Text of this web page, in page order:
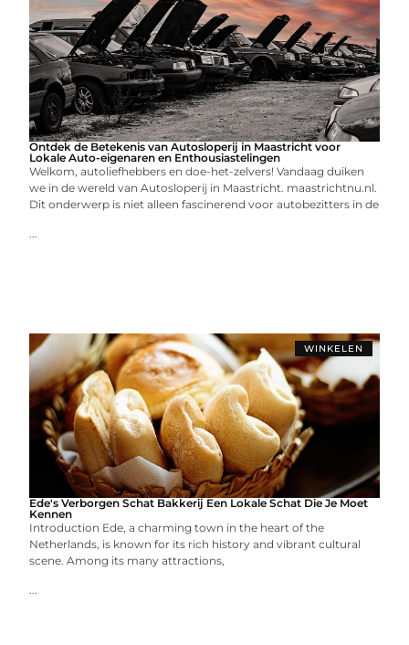
Ontdek de Betekenis van Autosloperij in Maastricht voor
Lokale Auto-eigenaren en Enthousiastelingen
Welkom, autoliefhebbers en doe-het-zelvers! Vandaag duiken
we in de wereld van Autosloperij in Maastricht. maastrichtnu.nl.
Dit onderwerp is niet alleen fascinerend voor autobezitters in de
...
WINKELEN
Ede's Verborgen Schat Bakkerij Een Lokale Schat Die Je Moet
Kennen
Introduction Ede, a charming town in the heart of the
Netherlands, is known for its rich history and vibrant cultural
scene. Among its many attractions,
...